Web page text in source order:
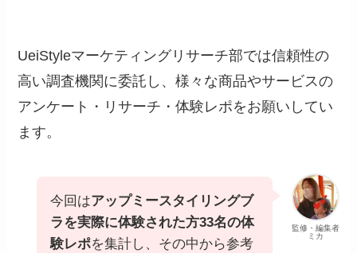
UeiStyleマーケティングリサーチ部では信頼性の
高い調査機関に委託し、様々な商品やサービスの
アンケート・リサーチ・体験レポをお願いしてい
ます。
監修・編集者
ミカ
今回はアップミースタイリングブ
ラを実際に体験された方33名の体
験レポを集計し、その中から参考